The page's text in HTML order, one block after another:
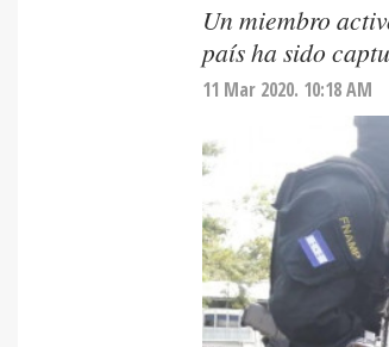
Un miembro
país ha sido
11 Mar 2020. 10:18 AM